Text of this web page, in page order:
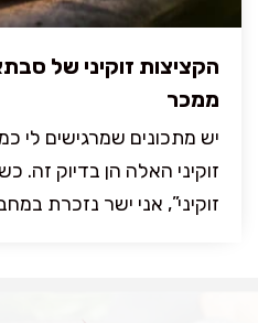
הקציצות זוקיני של
ממכר
יש מתכונים שמרגישים לי
זוקיני האלה הן בדיוק זה.
זוקיני”, אני ישר נזכרת